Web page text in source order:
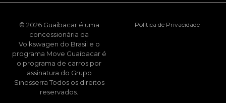
© 2026 Guaibacar é uma
concessionária da
Volkswagen do Brasil e o
programa Move Guaibacar é
o programa de carros por
assinatura do Grupo
Sinosserra Todos os direitos
reservados.
Política de Privacidade